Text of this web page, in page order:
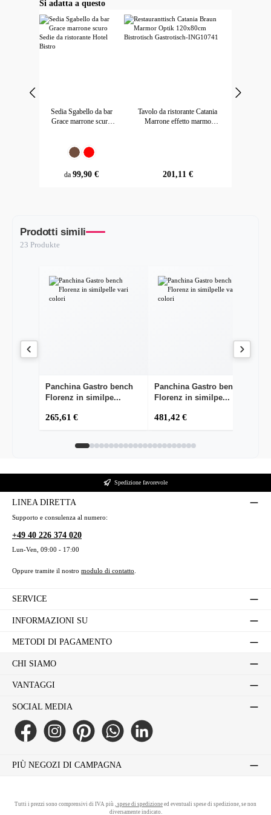
Si adatta a questo
Sedia Sgabello da bar
Grace marrone scuro
Seleziona
ColoreMarrone scuro
Rosso
prezzo normale:
da99,90 €
Tavolo da ristorante Catania
Marrone effetto marmo
prezzo normale:
201,11 €
Prodotti simili
23 Produkte
Panchina Gastro bench
Florenz in similpe...
265,61 €
Panchina Gastro bench
Florenz in similpe...
481,42 €
Spedizione favorevole
LINEA DIRETTA
Supporto e consulenza al numero:
+49 40 226 374 020
Lun-Ven, 09:00 - 17:00
Oppure tramite il nostro modulo di contatto.
SERVICE
INFORMAZIONI SU
METODI DI PAGAMENTO
CHI SIAMO
VANTAGGI
SOCIAL MEDIA
Facebook Instagram Pinterest WhatsApp LinkedIn
PIÙ NEGOZI DI CAMPAGNA
Tutti i prezzi sono comprensivi di IVA più , spese di spedizione ed eventuali spese di spedizione, se non
diversamente indicato.